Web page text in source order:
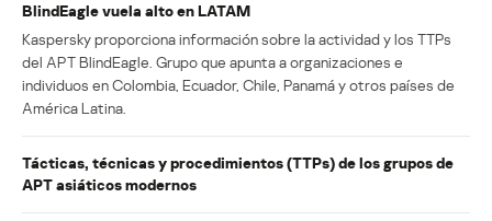
BlindEagle vuela alto en LATAM
Kaspersky proporciona información sobre la actividad y los TTPs
del APT BlindEagle. Grupo que apunta a organizaciones e
individuos en Colombia, Ecuador, Chile, Panamá y otros países de
América Latina.
Tácticas, técnicas y procedimientos (TTPs) de los grupos de
APT asiáticos modernos